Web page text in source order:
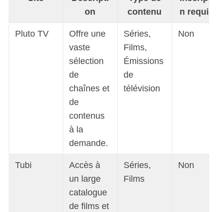
on
contenu
n
Pluto TV
Offre une
vaste
sélection
de
chaînes et
de
contenus
à la
demande.
Séries,
Films,
Émissions
de
télévision
Non
Tubi
Accès à
un large
catalogue
de films et
Séries,
Films
Non